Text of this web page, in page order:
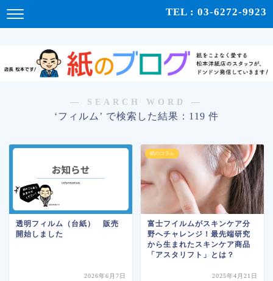
TEL : 03-6272-9923
― SEARCH WORD ―
‘フィルム’ で検索した結果：119 件
透明フィルム（台紙） 販売
開始しました
2026年6月7日
紙のコラム
富士フイルムがスキンケア分
野へチャレンジ！最先端研究
から生まれたスキンケア商品
「アスタリフト」とは？
2025年4月21日